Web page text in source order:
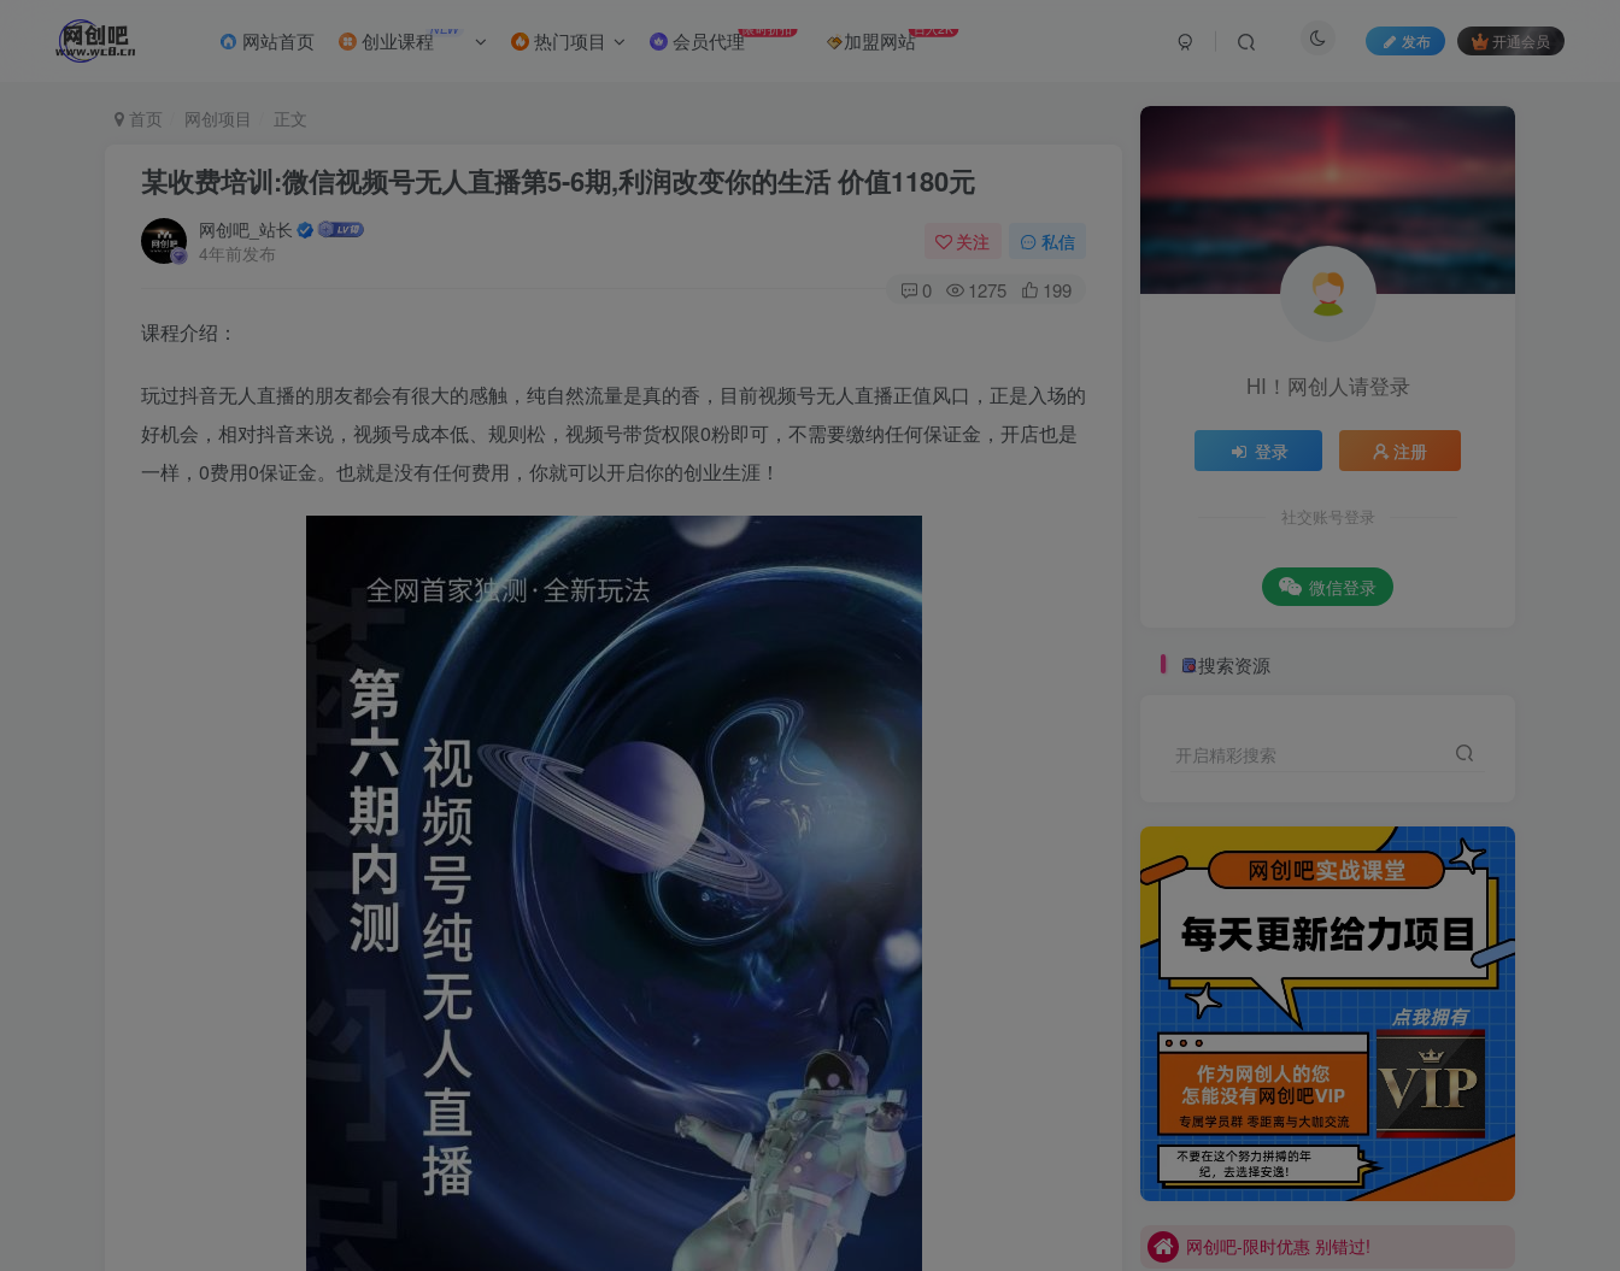
网站首页 创业课程NEW 热门项目 会员代理限时折扣 加盟网站日入2K
发布 开通会员
首页 网创项目 正文
某收费培训:微信视频号无人直播第5-6期,利润改变你的生活 价值1180元
网创吧_站长
4年前发布
关注 私信
0 1275 199
课程介绍：
玩过抖音无人直播的朋友都会有很大的感触，纯自然流量是真的香，目前视频号无人直播正值风口，正是入场的
好机会，相对抖音来说，视频号成本低、规则松，视频号带货权限0粉即可，不需要缴纳任何保证金，开店也是
一样，0费用0保证金。也就是没有任何费用，你就可以开启你的创业生涯！
HI！网创人请登录
登录 注册
社交账号登录
微信登录
搜索资源
开启精彩搜索
买VIP会员或加盟商-全年最低价-立即抢额
网创吧-限时优惠 别错过!
买VIP会员或加盟商-全年最低价-立即抢额